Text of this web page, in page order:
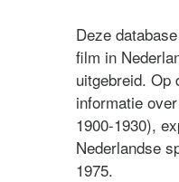
Deze
film in
uitgebreid. Op
informatie
1900-1930),
Nederlandse
1975.